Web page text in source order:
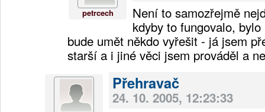
petrcech
Není to samozřejmě
kdyby to fungovalo,
bude umět někdo vyřešit - já jsem
starší a i jiné věci jsem prováděl a
Přehravač
24. 10. 2005, 12:23:33